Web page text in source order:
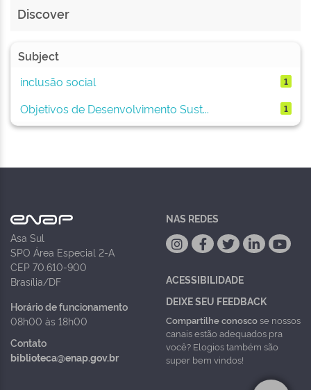
Discover
Subject
inclusão social
1
Objetivos de Desenvolvimento Sust... 1
Asa Sul
SPO Área Especial 2-A
CEP 70.610-900
Brasília/DF
Horário de funcionamento
08h00 às 18h00
Contato
biblioteca@enap.gov.br
NAS REDES
ACESSIBILIDADE
DEIXE SEU FEEDBACK
Compartilhe conoscose nossos
canais estão adequados pra
você? Elogios também são
super bem vindos!